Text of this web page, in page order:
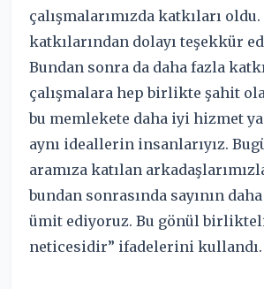
çalışmalarımızda katkıları oldu.
katkılarından dolayı teşekkür
Bundan sonra da daha fazla
çalışmalara hep birlikte şahit
bu memlekete daha iyi hizmet
aynı ideallerin insanlarıyız.
aramıza katılan
bundan sonrasında sayının daha
ümit ediyoruz. Bu gönül
neticesidir” ifadelerini kullandı.